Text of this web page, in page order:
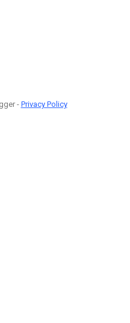
- Privacy Policy